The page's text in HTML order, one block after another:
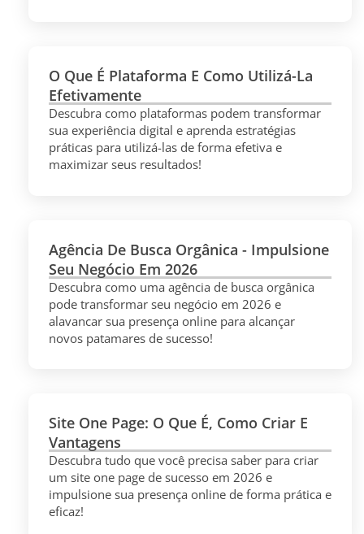
O Que É Plataforma E Como Utilizá-La
Efetivamente
Descubra como plataformas podem transformar
sua experiência digital e aprenda estratégias
práticas para utilizá-las de forma efetiva e
maximizar seus resultados!
Agência De Busca Orgânica - Impulsione
Seu Negócio Em 2026
Descubra como uma agência de busca orgânica
pode transformar seu negócio em 2026 e
alavancar sua presença online para alcançar
novos patamares de sucesso!
Site One Page: O Que É, Como Criar E
Vantagens
Descubra tudo que você precisa saber para criar
um site one page de sucesso em 2026 e
impulsione sua presença online de forma prática e
eficaz!